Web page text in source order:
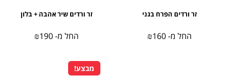
זר ורדים הפרח בגני
החל מ- ₪160
זר ורדים שיר אהבה + בלון
החל מ- ₪190
מבצע!